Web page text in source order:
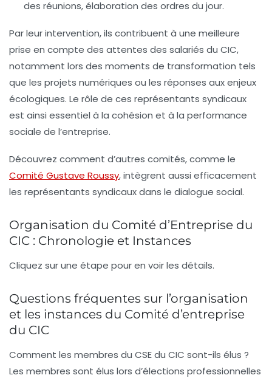
des réunions, élaboration des ordres du jour.
Par leur intervention, ils contribuent à une meilleure
prise en compte des attentes des salariés du CIC,
notamment lors des moments de transformation tels
que les projets numériques ou les réponses aux enjeux
écologiques. Le rôle de ces représentants syndicaux
est ainsi essentiel à la cohésion et à la performance
sociale de l’entreprise.
Découvrez comment d’autres comités, comme le
Comité Gustave Roussy, intègrent aussi efficacement
les représentants syndicaux dans le dialogue social.
Organisation du Comité d’Entreprise du
CIC : Chronologie et Instances
Cliquez sur une étape pour en voir les détails.
Questions fréquentes sur l’organisation
et les instances du Comité d’entreprise
du CIC
Comment les membres du CSE du CIC sont-ils élus ?
Les membres sont élus lors d’élections professionnelles